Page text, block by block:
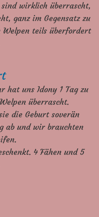
wirklich überrascht,
ganz im Gegensatz zu
teils überfordert
hat uns Idony 1 Tag zu
überrascht.
die Geburt soverän
ab und wir brauchten
4 Fähen und 5